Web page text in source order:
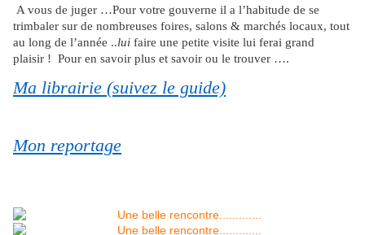
A vous de juger …Pour votre gouverne il a l’habitude de se
trimbaler sur de nombreuses foires, salons & marchés locaux, tout
au long de l’année ..lui faire une petite visite lui ferai grand
plaisir ! Pour en savoir plus et savoir ou le trouver ….
Ma librairie (suivez le guide)
Mon reportage